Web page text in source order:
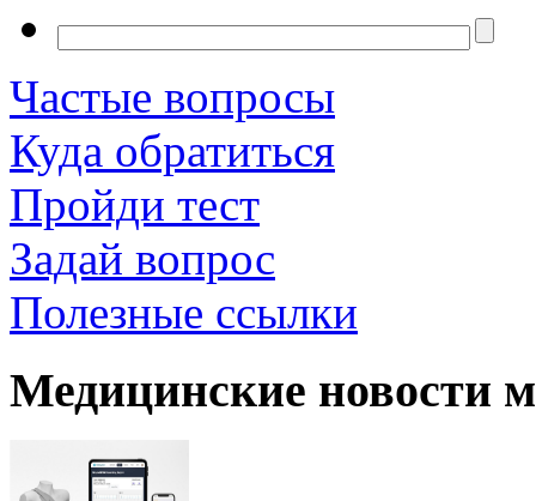
Частые вопросы
Куда обратиться
Пройди тест
Задай вопрос
Полезные ссылки
Медицинские новости